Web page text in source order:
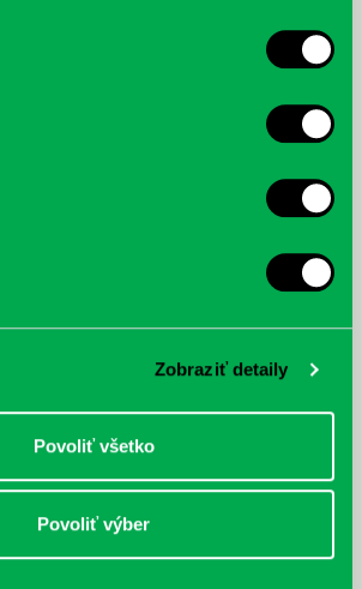
Zobraziť detaily
Povoliť všetko
Povoliť výber